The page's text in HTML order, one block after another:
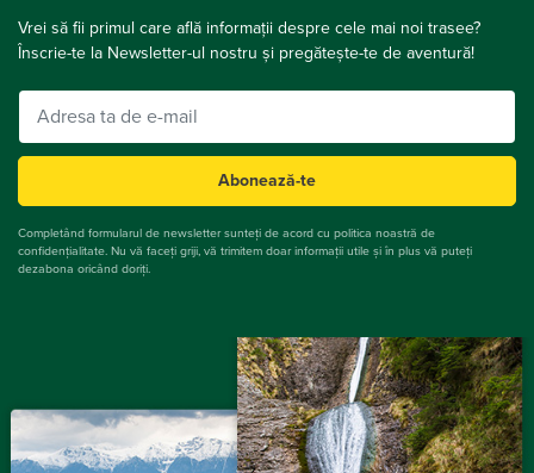
Vrei să fii primul care află informații despre cele mai noi trasee?
Înscrie-te la Newsletter-ul nostru și pregătește-te de aventură!
Abonează-te
Completând formularul de newsletter sunteți de acord cu politica noastră de
confidențialitate. Nu vă faceți griji, vă trimitem doar informații utile și în plus vă puteți
dezabona oricând doriți.